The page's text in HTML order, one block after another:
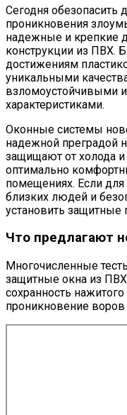
Сегодня обезопасить
проникновения
надежные и крепкие
конструкции из ПВХ.
достижениям
уникальными
взломоустойчивыми
характеристиками.
Оконные системы
надежной преградой
защищают от холода
оптимально
помещениях. Если
близких людей и
установить защитные
Что предлагают
Многочисленные
защитные окна из
сохранность
проникновение